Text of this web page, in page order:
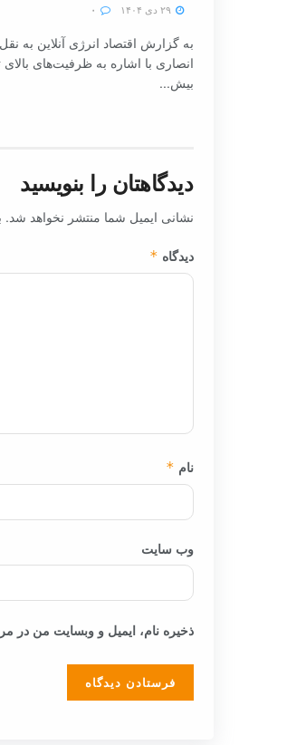
به گزارش اقتصاد انرژی آنلاین به
انصاری با اشاره به ظرفیت‌های
بیش...
دیدگاهتان را بنویسید
نشانی ایمیل شما منتشر نخواهد شد.
دیدگاه *
نام *
وب‌ سایت
ذخیره نام، ایمیل و وبسایت من در